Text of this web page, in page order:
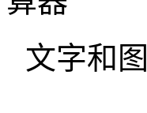
文字和